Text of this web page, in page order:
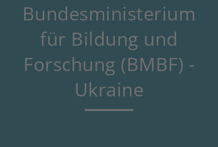
Bundesministerium
für Bildung und
Forschung (BMBF) -
Ukraine